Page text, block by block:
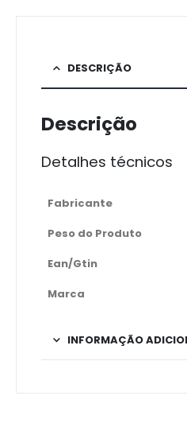
DESCRIÇÃO
Descrição
Detalhes técnicos
Fabricante
Peso do Produto
Ean/Gtin
Marca
INFORMAÇÃO